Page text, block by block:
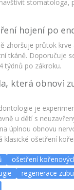
stomatologa,
hojení po
zhoršuje průtok krve
tkáně. Doporučuje
týdnů po zákroku.
která obnoví
je
u dětí s
úplnou obnovu
klasické ošetření
ošetření
regenerace zubu